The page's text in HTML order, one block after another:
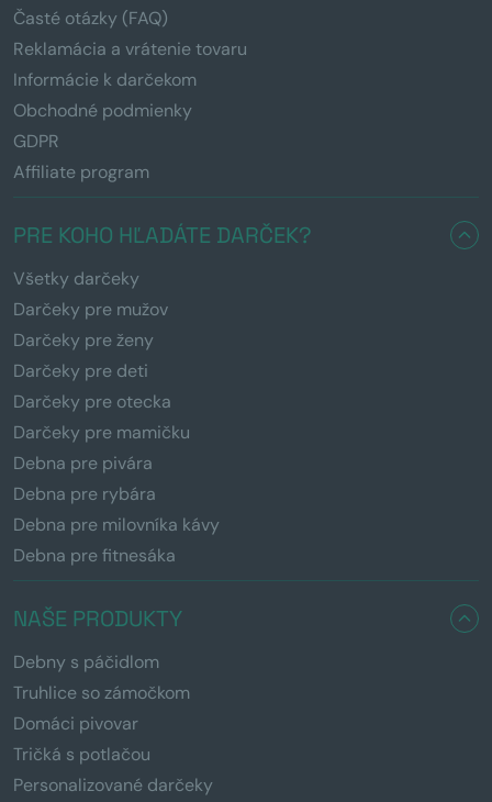
Časté otázky (FAQ)
Reklamácia a vrátenie tovaru
Informácie k darčekom
Obchodné podmienky
GDPR
Affiliate program
PRE KOHO HĽADÁTE DARČEK?
Všetky darčeky
Darčeky pre mužov
Darčeky pre ženy
Darčeky pre deti
Darčeky pre otecka
Darčeky pre mamičku
Debna pre pivára
Debna pre rybára
Debna pre milovníka kávy
Debna pre fitnesáka
NAŠE PRODUKTY
Debny s páčidlom
Truhlice so zámočkom
Domáci pivovar
Tričká s potlačou
Personalizované darčeky